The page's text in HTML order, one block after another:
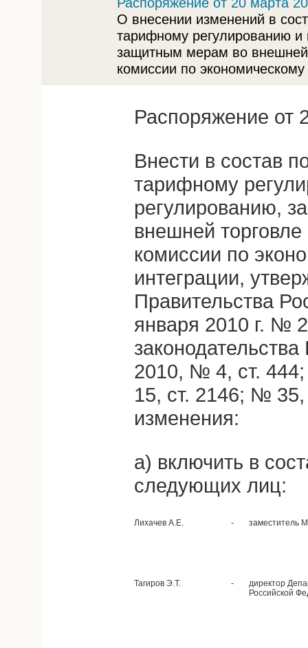
О внесении изменений в
тарифному регулированию
защитным мерам во внешней
комиссии по
Распоряжение от
Внести в состав
тарифному
регулированию,
внешней
комиссии по
интеграции,
Правительства
января 2010 г. №
2010, № 4, ст.
15, ст. 2146; №
изменения:
а) включить в
следующих лиц:
Лихачев А.Е. - заместитель
Тагиров Э.Т. -
директор
Российской